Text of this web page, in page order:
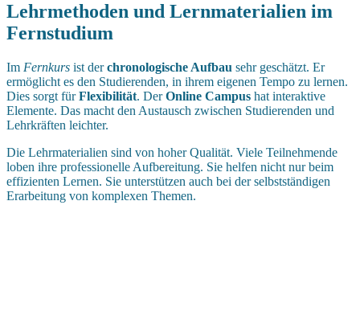
Lehrmethoden und Lernmaterialien im
Fernstudium
Im Fernkurs ist derchronologische Aufbau sehr geschätzt. Er
ermöglicht es den Studierenden, in ihrem eigenen Tempo zu lernen.
Dies sorgt fürFlexibilität. DerOnline Campus hat interaktive
Elemente. Das macht den Austausch zwischen Studierenden und
Lehrkräften leichter.
Die Lehrmaterialien sind von hoher Qualität. Viele Teilnehmende
loben ihre professionelle Aufbereitung. Sie helfen nicht nur beim
effizienten Lernen. Sie unterstützen auch bei der selbstständigen
Erarbeitung von komplexen Themen.